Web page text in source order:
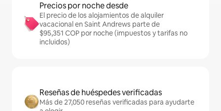
Precios por noche desde
El precio de los alojamientos de alquiler
vacacional en Saint Andrews parte de
$95,351 COP por noche (impuestos y tarifas no
incluidos)
Reseñas de huéspedes verificadas
Más de 27,050 reseñas verificadas para ayudarte